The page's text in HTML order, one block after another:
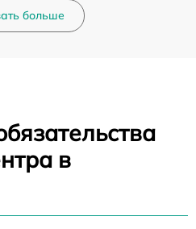
больше
в